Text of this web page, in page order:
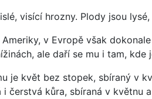
visící hrozny. Plody jsou
v Evropě však
ale daří se mu i tam,
je květ bez stopek, sbíraný v
i čerstvá kůra, sbíraná v